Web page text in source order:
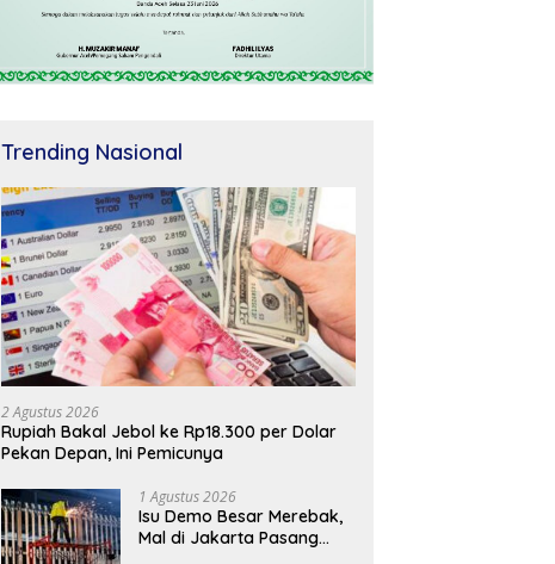
Trending Nasional
2 Agustus 2026
Rupiah Bakal Jebol ke Rp18.300 per Dolar
Pekan Depan, Ini Pemicunya
1 Agustus 2026
Isu Demo Besar Merebak,
Mal di Jakarta Pasang